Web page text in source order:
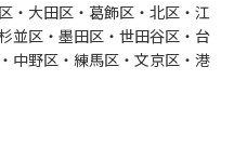
・大田区・葛飾区・北区・江
並区・墨田区・世田谷区・台
中野区・練馬区・文京区・港